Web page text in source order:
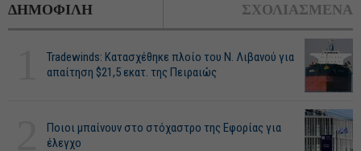
ΔΗΜΟΦΙΛΗ ΣΧΟΛΙΑΣΜΕΝΑ
Tradewinds: Κατασχέθηκε πλοίο του Ν. Λιβανού για
απαίτηση $21,5 εκατ. της Πειραιώς
Ποιοι μπαίνουν στο στόχαστρο της Εφορίας για
έλεγχο